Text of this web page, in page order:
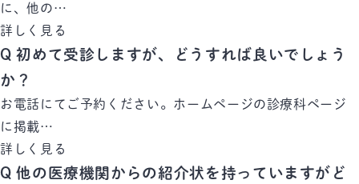
に、他の…
詳しく見る
Q 初めて受診しますが、どうすれば良いでしょう
か？
お電話にてご予約ください。ホームページの診療科ページ
に掲載…
詳しく見る
Q 他の医療機関からの紹介状を持っていますがど